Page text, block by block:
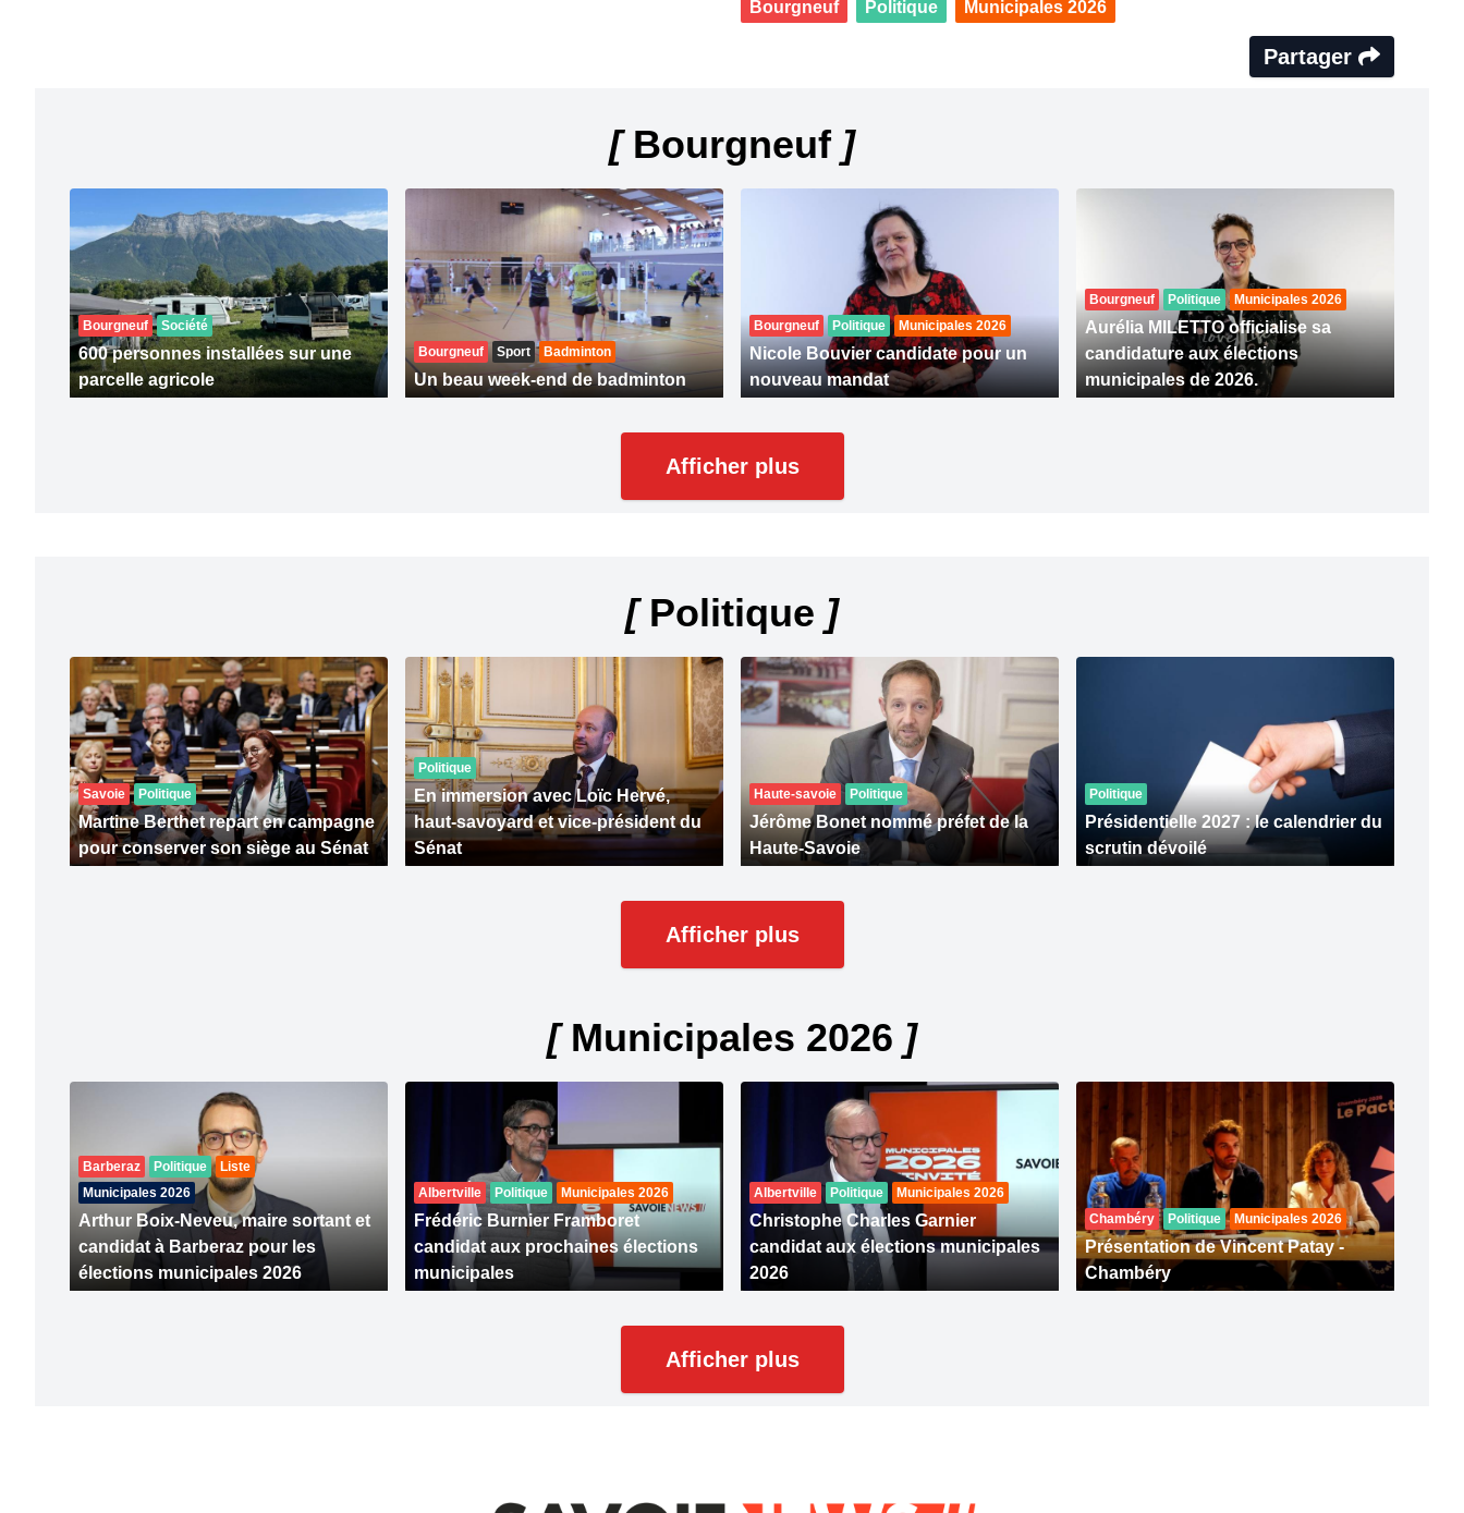
Bourgneuf Politique Municipales 2026
Partager
[Bourgneuf ]
Bourgneuf Société
600 personnes installées sur une
parcelle agricole
Bourgneuf Sport Badminton
Un beau week-end de badminton
Bourgneuf Politique Municipales 2026
Nicole Bouvier candidate pour un
nouveau mandat
Bourgneuf Politique Municipales 2026
Aurélia MILETTO officialise sa
candidature aux élections
municipales de 2026.
Afficher plus
[Politique ]
Savoie Politique
Martine Berthet repart en campagne
pour conserver son siège au Sénat
Politique
En immersion avec Loïc Hervé,
haut-savoyard et vice-président du
Sénat
Haute-savoie Politique
Jérôme Bonet nommé préfet de la
Haute-Savoie
Politique
Présidentielle 2027 : le calendrier du
scrutin dévoilé
Afficher plus
[Municipales 2026 ]
Barberaz Politique
Liste
Municipales 2026
Arthur Boix-Neveu, maire sortant et
candidat à Barberaz pour les
élections municipales 2026
Albertville Politique Municipales 2026
Frédéric Burnier Framboret
candidat aux prochaines élections
municipales
Albertville Politique Municipales 2026
Christophe Charles Garnier
candidat aux élections municipales
2026
Chambéry Politique Municipales 2026
Présentation de Vincent Patay -
Chambéry
Afficher plus